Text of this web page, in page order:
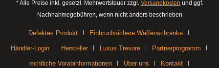
* Alle Preise inkl. gesetzl. Mehrwertsteuer zzgl. Versandkosten und ggf.
Nachnahmegebühren, wenn nicht anders beschrieben
Defektes Produkt Einbruchsichere Waffenschränke
Händler-Login Hersteller Luxus Tresore Partnerprogramm
rechtliche Vorabinformationen Über uns Kontakt